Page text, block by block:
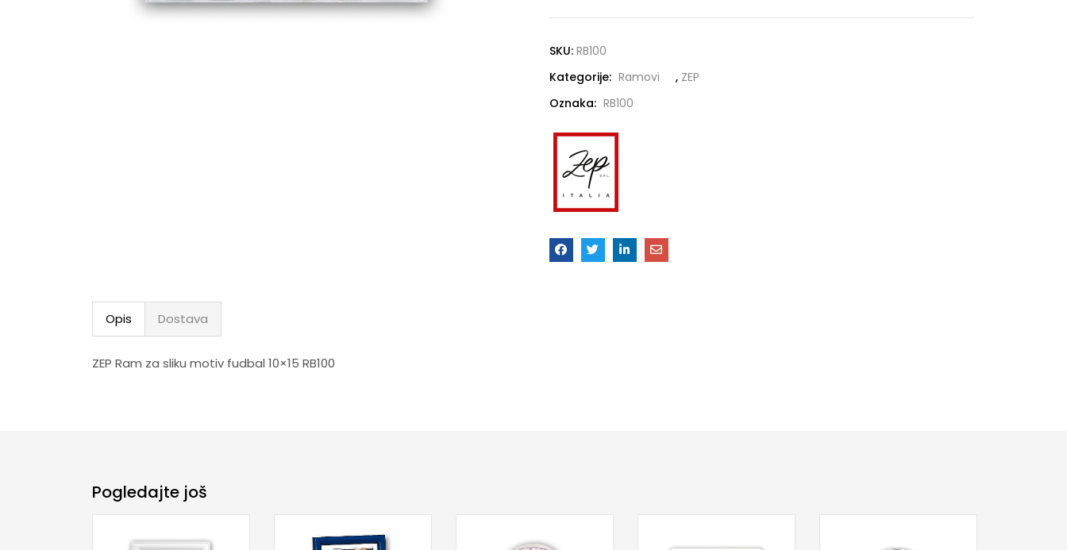
SKU: RB100
Kategorije: Ramovi , ZEP
Oznaka: RB100
Opis Dostava
ZEP Ram za sliku motiv fudbal 10×15 RB100
Pogledajte još